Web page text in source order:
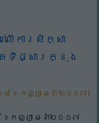
ើការសិក្សា
គទីផ្សារក្នុង
ខែ កញ្ញា ឆ្នាំ ២០១៧
ែកញ្ញា ឆ្នាំ២០១៧